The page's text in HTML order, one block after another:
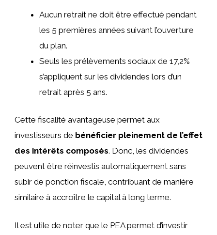
Aucun retrait ne doit être effectué pendant
les 5 premières années suivant l’ouverture
du plan.
Seuls les prélèvements sociaux de 17,2%
s’appliquent sur les dividendes lors d’un
retrait après 5 ans.
Cette fiscalité avantageuse permet aux
investisseurs de bénéficier pleinement de l’effet
des intérêts composés. Donc, les dividendes
peuvent être réinvestis automatiquement sans
subir de ponction fiscale, contribuant de manière
similaire à accroître le capital à long terme.
Il est utile de noter que le PEA permet d’investir